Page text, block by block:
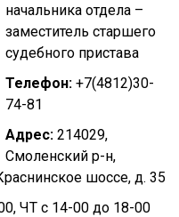
начальника отдела –
заместитель старшего
судебного пристава
Телефон: +7(4812)30-
74-81
Адрес: 214029,
Смоленский р-н,
шоссе, д. 35
ЧТ с 14-00 до 18-00